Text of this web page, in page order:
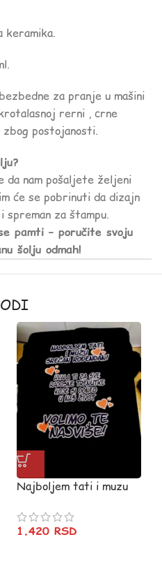
keramika.
za pranje u mašini
rerni , crne
postojanosti.
nam pošaljete željeni
će se pobrinuti da dizajn
spreman za štampu.
pamti – poručite svoju
šolju odmah!
Najboljem tati i muzu
1.420 RSD